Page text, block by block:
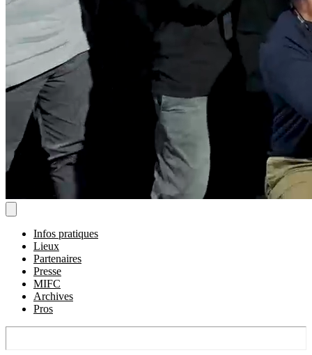
Infos pratiques
Lieux
Partenaires
Presse
MIFC
Archives
Pros